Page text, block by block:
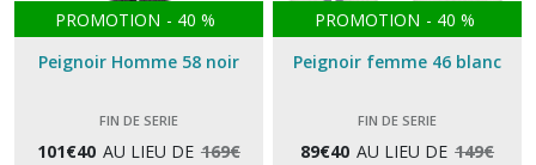
PROMOTION - 40 %
Peignoir Homme 58 noir
FIN DE SERIE
101€40 AU LIEU DE 169€
PROMOTION - 40 %
Peignoir femme 46 blanc
FIN DE SERIE
89€40 AU LIEU DE 149€